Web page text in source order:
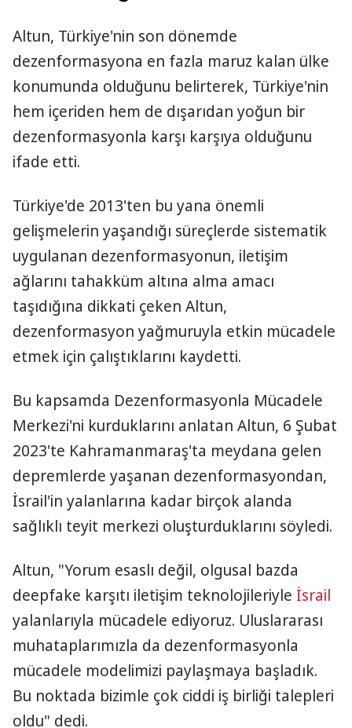
Altun, Türkiye'nin son dönemde
dezenformasyona en fazla maruz kalan ülke
konumunda olduğunu belirterek, Türkiye'nin
hem içeriden hem de dışarıdan yoğun bir
dezenformasyonla karşı karşıya olduğunu
ifade etti.
Türkiye'de 2013'ten bu yana önemli
gelişmelerin yaşandığı süreçlerde sistematik
uygulanan dezenformasyonun, iletişim
ağlarını tahakküm altına alma amacı
taşıdığına dikkati çeken Altun,
dezenformasyon yağmuruyla etkin mücadele
etmek için çalıştıklarını kaydetti.
Bu kapsamda Dezenformasyonla Mücadele
Merkezi'ni kurduklarını anlatan Altun, 6 Şubat
2023'te Kahramanmaraş'ta meydana gelen
depremlerde yaşanan dezenformasyondan,
İsrail'in yalanlarına kadar birçok alanda
sağlıklı teyit merkezi oluşturduklarını söyledi.
Altun, "Yorum esaslı değil, olgusal bazda
deepfake karşıtı iletişim teknolojileriyle İsrail
yalanlarıyla mücadele ediyoruz. Uluslararası
muhataplarımızla da dezenformasyonla
mücadele modelimizi paylaşmaya başladık.
Bu noktada bizimle çok ciddi iş birliği talepleri
oldu" dedi.